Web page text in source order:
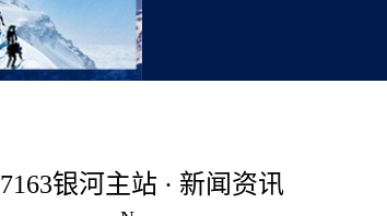
7163银河主站 · 新闻资讯